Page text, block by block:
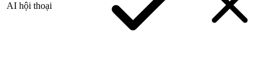
AI hội thoại